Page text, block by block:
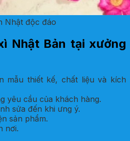
Nhật độc đáo
Nhật Bản tại xưởng
mẫu thiết kế, chất liệu và kích
yêu cầu của khách hàng.
sửa đến khi ưng ý.
sản phẩm.
nơi.